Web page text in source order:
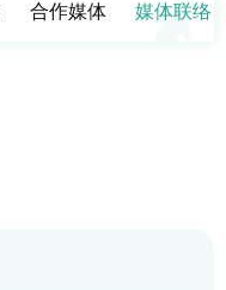
合作媒体 媒体联络